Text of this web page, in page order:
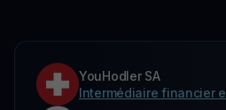
YouHodler SA
Intermédiaire financier